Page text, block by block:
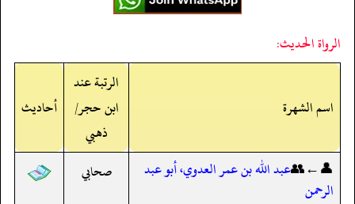
الرواة الحديث:
اسم الشهرة
الرتبة عند
ابن حجر/
ذهبي
أحاديث
👤←👥عبد الله بن عمر العدوي، أبو عبد
الرحمن
صحابي